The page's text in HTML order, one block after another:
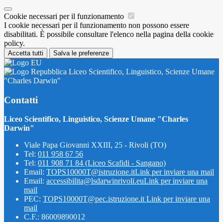
Cookie necessari per il funzionamento
I cookie necessari per il funzionamento non possono essere
disabilitati. È possibile consultare l'elenco nella pagina della cookie
policy.
Accetta tutti Salva le preferenze
Liceo Scientifico, Linguistico, Scienze Umane
"Charles Darwin"
Contatti
Liceo Scientifico, Linguistico, Scienze Umane "Charles
Darwin"
Viale Papa Giovanni XXIII, 25 - Rivoli (TO)
Tel: 011 958 67 56
Tel: 011 908 71 84 (Liceo Scafidi - Sangano)
Email: TOPS10000T@istruzione.itLink per inviare una mail
Email: accessibilita@lsdarwinrivoli.euLink per inviare una
mail
PEC: TOPS10000T@pec.istruzione.itLink per inviare una
mail
C.F.: 86009890012